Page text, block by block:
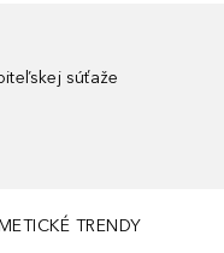
súťaže
TRENDY